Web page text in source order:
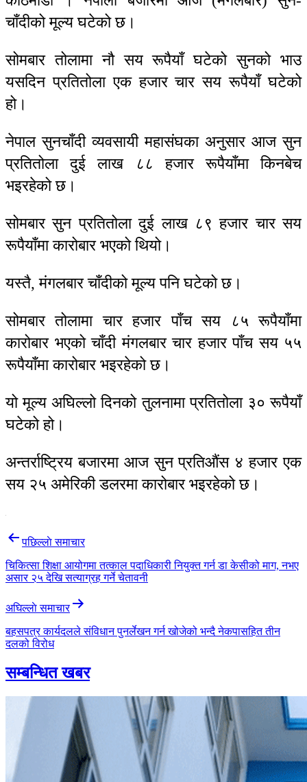
चाँदीको मूल्य घटेको छ।
सोमबार तोलामा नौ सय रूपैयाँ घटेको सुनको भाउ
यसदिन प्रतितोला एक हजार चार सय रूपैयाँ घटेको
हो।
नेपाल सुनचाँदी व्यवसायी महासंघका अनुसार आज सुन
प्रतितोला दुई लाख ८८ हजार रूपैयाँमा किनबेच
भइरहेको छ।
सोमबार सुन प्रतितोला दुई लाख ८९ हजार चार सय
रूपैयाँमा कारोबार भएको थियो।
यस्तै, मंगलबार चाँदीको मूल्य पनि घटेको छ।
सोमबार तोलामा चार हजार पाँच सय ८५ रूपैयाँमा
कारोबार भएको चाँदी मंगलबार चार हजार पाँच सय ५५
रूपैयाँमा कारोबार भइरहेको छ।
यो मूल्य अघिल्लो दिनको तुलनामा प्रतितोला ३० रूपैयाँ
घटेको हो।
अन्तर्राष्ट्रिय बजारमा आज सुन प्रतिऔंस ४ हजार एक
सय २५ अमेरिकी डलरमा कारोबार भइरहेको छ।
Post
navigation
पछिल्लाे समाचार
चिकित्सा शिक्षा आयोगमा तत्काल पदाधिकारी नियुक्त गर्न डा केसीको माग, नभए
असार २५ देखि सत्याग्रह गर्ने चेतावनी
अघिल्लाे समाचार
बहसपत्र कार्यदलले संविधान पुनर्लेखन गर्न खोजेको भन्दै नेकपासहित तीन
दलको विरोध
सम्बन्धित खबर